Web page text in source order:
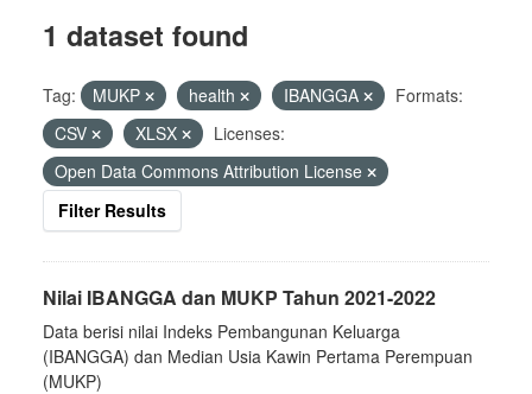
1 dataset found
Tag: MUKP health IBANGGA
Formats:
CSV
XLSX
Licenses:
Open Data Commons Attribution License
Filter Results
Nilai IBANGGA dan MUKP Tahun 2021-2022
Data berisi nilai Indeks Pembangunan Keluarga
(IBANGGA) dan Median Usia Kawin Pertama Perempuan
(MUKP)